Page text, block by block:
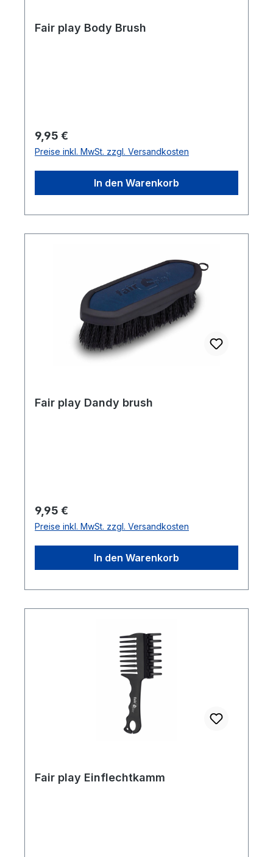
Fair play Body Brush
Regulärer Preis:
9,95 €
Preise inkl. MwSt. zzgl. Versandkosten
In den Warenkorb
Fair play Dandy brush
Regulärer Preis:
9,95 €
Preise inkl. MwSt. zzgl. Versandkosten
In den Warenkorb
Fair play Einflechtkamm